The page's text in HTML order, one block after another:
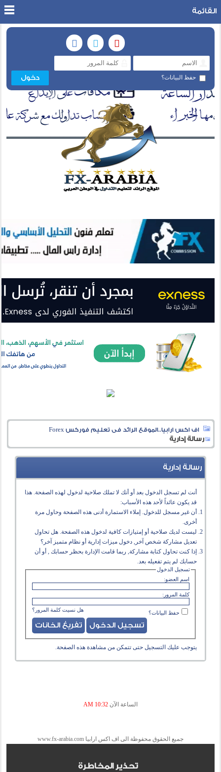
حفظ البيانات؟
القائمة
اف اكس ارابيا..الموقع الرائد فى تعليم فوركس Forex
رسالة إدارية
رسالة إدارية
أنت لم تسجل الدخول بعد أو أنك لا تملك صلاحية لدخول لهذه الصفحة. هذا
قد يكون عائداً لأحد هذه الأسباب:
أن غير مسجل للدخول. إملاء الاستمارة أدنى هذه الصفحة وحاول مرة
أخرى.
ليست لديك صلاحية أو إمتيازات كافية لدخول هذه الصفحة. هل تحاول
تعديل مشاركة شخص آخر, دخول ميزات إدارية أو نظام متميز آخر؟
إذا كنت تحاول كتابة مشاركة, ربما قامت الإدارة بحظر حسابك , أو أن
حسابك لم يتم تفعيله بعد.
تسجيل الدخول
اسم العضو:
كلمة المرور:
هل نسيت كلمة المرور؟ حفظ البيانات؟
يتوجب عليك التسجيل حتى تتمكن من مشاهدة هذه الصفحة.
الساعة الآن 10:32 AM
جميع الحقوق محفوظة الى اف اكس ارابيا www.fx-arabia.com
تحذير المخاطرة